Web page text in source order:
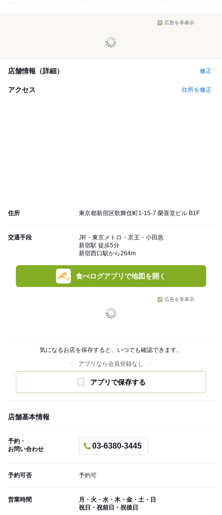
広告を非表示
店舗情報（詳細） 修正
アクセス 住所を修正
住所 東京都新宿区歌舞伎町1-15-7 榮喜堂ビル B1F
交通手段
JR・東京メトロ・京王・小田急
新宿駅 徒歩5分
新宿西口駅から264m
食べログアプリで地図を開く
広告を非表示
気になるお店を保存すると、いつでも確認できます。
アプリなら会員登録なし
アプリで保存する
店舗基本情報
予約・
お問い合わせ
03-6380-3445
予約可否 予約可
営業時間
月・火・水・木・金・土・日
祝日・祝前日・祝後日